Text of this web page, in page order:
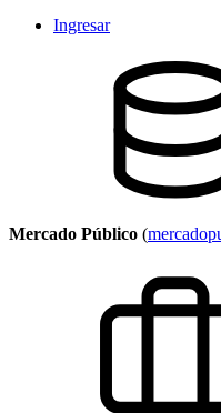
Ingresar
Mercado Público (